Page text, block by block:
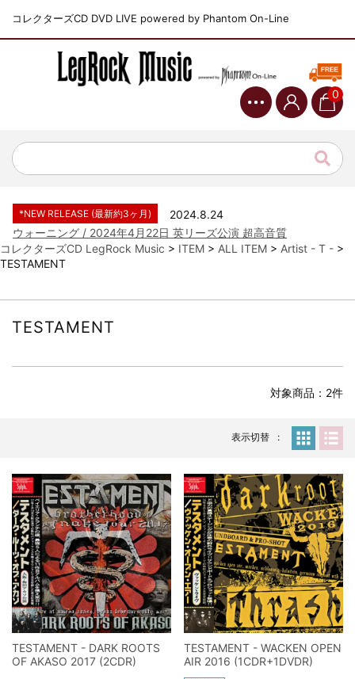
コレクターズCD DVD LIVE powered by Phantom On-Line
0
ジャーニー / 1979年5月8+9日 コロラド州 2公演 SBD 完全収録！
*NEW RELEASE (最新約3ヶ月)
2024.11.9
*NEW RELEASE (最新約3ヶ月)
2024.8.24
ウォーニング / 2024年4月22日 英リーズ公演 超高音質
IEM+Aud！
*NEW RELEASE (最新約3ヶ月)
収録！
*NEW RELEASE (最新約3ヶ月)
スコーピオンズ / 2024年6月15日 リスボン公演 FHD 完全収録！
マネスキン / 2024年6月9日 ドイツ ROCK AM RING 公演 FHD 完
リアム・ギャラガー / 2024年6月1日 英国シェフィールド公演 完
全収録！
*NEW RELEASE (最新約3ヶ月)
2024.6.9
メガデス / 2023年8月4日 ドイツ W.O.A. 公演 FHD 完全収録！
*NEW RELEASE (最新約3ヶ月)
2024.6.9
ユーライア・ヒープ / 2023年8月3日 ドイツ W.O.A. 公演 FHD 完
全収録！
*NEW RELEASE (最新約3ヶ月)
2024.6.9
ジャーニー / 1979年5月8+9日 コロラド州 2公演 SBD 完全収録！
*NEW RELEASE (最新約3ヶ月)
2024.11.9
コレクターズCD LegRock Music > ITEM > ALL ITEM > Artist - T - >
TESTAMENT
TESTAMENT
対象商品：2件
表示切替
TESTAMENT - DARK ROOTS
OF AKASO 2017 (2CDR)
TESTAMENT - WACKEN OPEN
AIR 2016 (1CDR+1DVDR)